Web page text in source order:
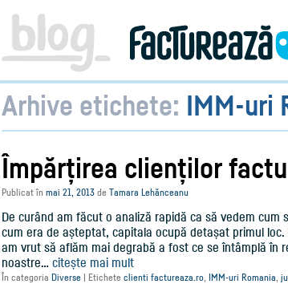
Factura
Info
pentru
Antreprenori
Arhive etichete: IMM-uri
Împărțirea clienților
Publicat în mai 21, 2013 de Tamara Lehănceanu
De curând am făcut o analiză rapidă ca să vedem
cum era de așteptat, capitala ocupă detașat primul
am vrut să aflăm mai degrabă a fost ce se întâmplă în
noastre… citește mai mult
În categoria Diverse | Etichete clienti factureaza.ro, IMM-uri Romania,